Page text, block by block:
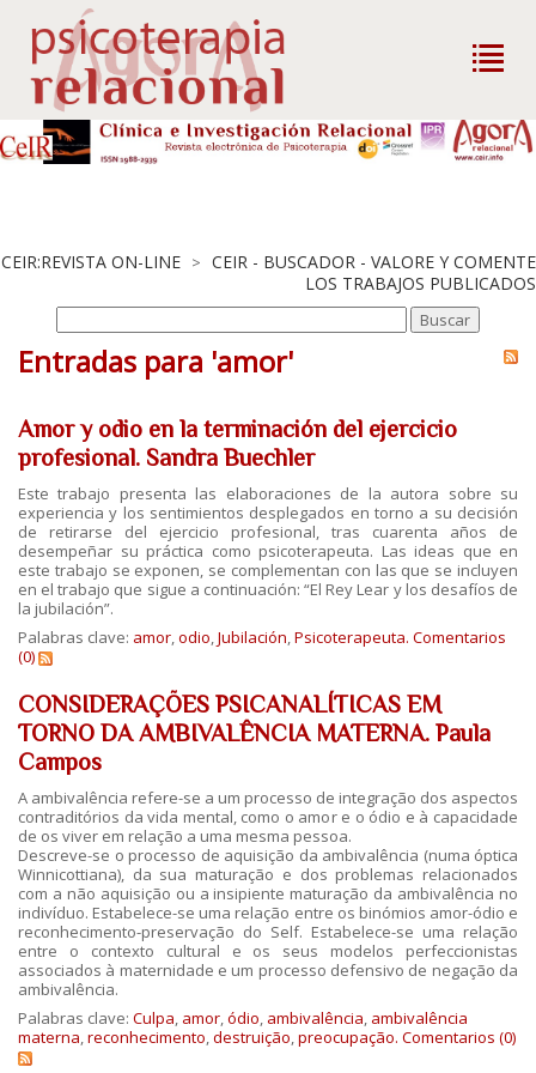
CEIR:REVISTA ON-LINE > CEIR - BUSCADOR - VALORE Y COMENTE
LOS TRABAJOS PUBLICADOS
Entradas para 'amor'
Amor y odio en la terminación del ejercicio
profesional. Sandra Buechler
Este trabajo presenta las elaboraciones de la autora sobre su
experiencia y los sentimientos desplegados en torno a su decisión
de retirarse del ejercicio profesional, tras cuarenta años de
desempeñar su práctica como psicoterapeuta. Las ideas que en
este trabajo se exponen, se complementan con las que se incluyen
en el trabajo que sigue a continuación: “El Rey Lear y los desafíos de
la jubilación”.
Palabras clave: amor,odio,Jubilación,Psicoterapeuta. Comentarios
(0)
CONSIDERAÇÕES PSICANALÍTICAS EM
TORNO DA AMBIVALÊNCIA MATERNA. Paula
Campos
A ambivalência refere-se a um processo de integração dos aspectos
contraditórios da vida mental, como o amor e o ódio e à capacidade
de os viver em relação a uma mesma pessoa.
Descreve-se o processo de aquisição da ambivalência (numa óptica
Winnicottiana), da sua maturação e dos problemas relacionados
com a não aquisição ou a insipiente maturação da ambivalência no
indivíduo. Estabelece-se uma relação entre os binómios amor-ódio e
reconhecimento-preservação do Self. Estabelece-se uma relação
entre o contexto cultural e os seus modelos perfeccionistas
associados à maternidade e um processo defensivo de negação da
ambivalência.
Palabras clave: Culpa, amor,ódio, ambivalência, ambivalência
materna,reconhecimento,destruição,preocupação. Comentarios (0)